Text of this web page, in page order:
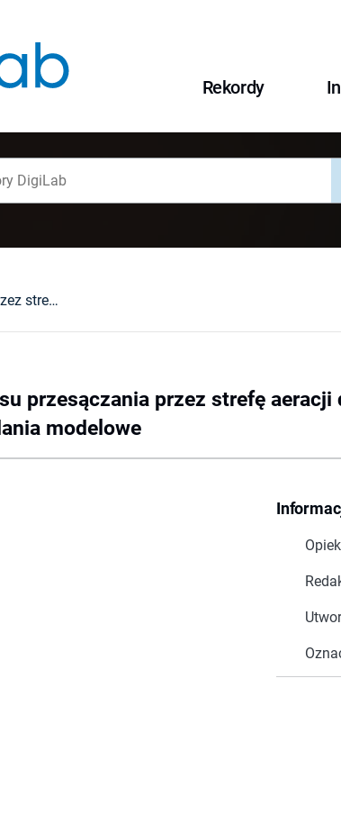
Rekordy
Wyznaczenie czasu przesączania przez strefę aeracji dla kopalnej struktury wodonośnej w obszarze GZWP 319 w oparciu o badania modelowe
przesączania przez strefę
modelowe